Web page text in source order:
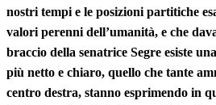
nostri tempi e le posizioni partitiche
valori perenni dell’umanità, e che
braccio della senatrice Segre esiste
più netto e chiaro, quello che tante
centro destra, stanno esprimendo in